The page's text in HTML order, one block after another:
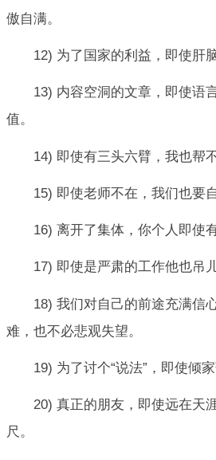
傲自满。
12) 为了国家的利益，即使肝
13) 内容空洞的文章，即使语
值。
14) 即使有三头六臂，我也帮
15) 即使老师不在，我们也要
16) 离开了集体，你个人即使
17) 即使是严肃的工作他也吊
18) 我们对自己的前途充满信
难，也不必悲观失望。
19) 为了讨个“说法”，即使倾
20) 真正的朋友，即使远在天
尺。